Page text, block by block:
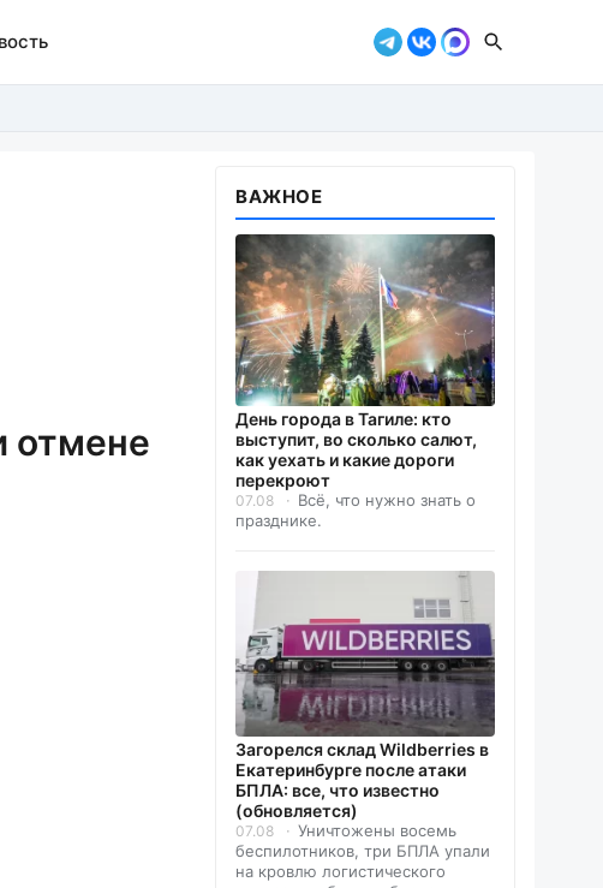
отмене
ВАЖНОЕ
День города в Тагиле: кто
выступит, во сколько салют,
как уехать и какие дороги
перекроют
07.08
Всё, что нужно знать о
празднике.
Загорелся склад Wildberries в
Екатеринбурге после атаки
БПЛА: все, что известно
(обновляется)
07.08
Уничтожены восемь
беспилотников, три БПЛА упали
на кровлю логистического